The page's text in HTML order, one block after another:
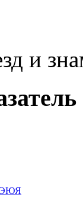
и
ЮЯ